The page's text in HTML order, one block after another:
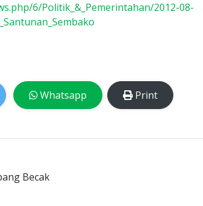
6/Politik_&_Pemerintahan/2012-08-
Whatsapp Print
Becak